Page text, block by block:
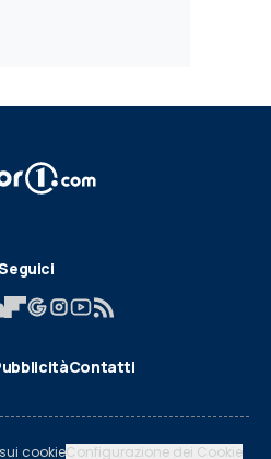
Contatti
cookieConfigurazione dei Cookie